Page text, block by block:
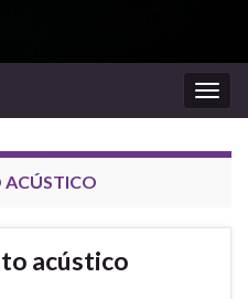
la
ACÚSTICO
acústico